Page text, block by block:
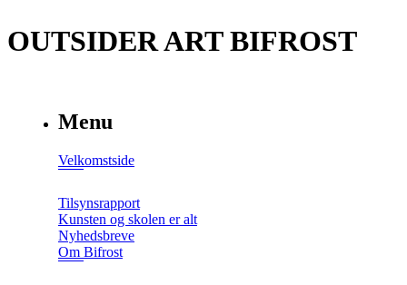
OUTSIDER ART BIFROST
Menu
Velkomstside
Tilsynsrapport
Kunsten og skolen er alt
Nyhedsbreve
Om Bifrost